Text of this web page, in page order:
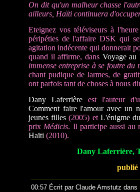
On dit qu'un malheur chasse
ailleurs, Haïti continuera
Eteignez vos téléviseurs à
péripéties de l'affaire DSK qui
agitation indécente qui donnerait
quand il affirme, dans Voyage
immense entreprise à se foutre du
chant pudique de larmes, de
ont parfois tant de choses à nous
Dany Laferrièreest l'auteur
Comment faire l'amour avec un
jeunes filles (2005) et L'énigme
prix Médicis. Il participe aussi
Haïti (2010).
Dany Laferrière,
publié
00:57 Écrit par Claude Amstutz dans